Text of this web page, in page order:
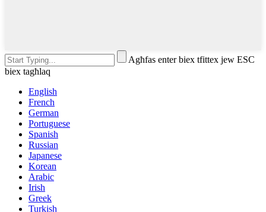
Agħfas enter biex tfittex jew ESC
biex tagħlaq
English
French
German
Portuguese
Spanish
Russian
Japanese
Korean
Arabic
Irish
Greek
Turkish